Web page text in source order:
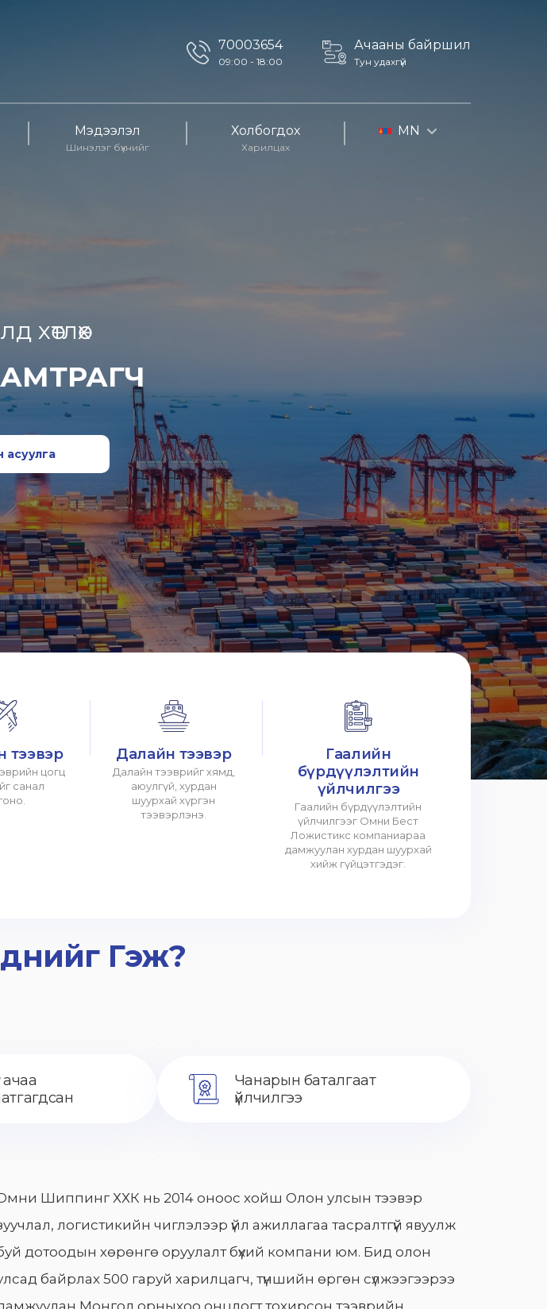
70003654
09:00 - 18:00
Ачааны байршил
Тун удахгүй
Мэдээлэл
Шинэлэг бүхнийг
Холбогдох
Харилцах
MN
хөтлөх
асуулга
тээвэр
цогц
санал
Далайн тээвэр
Далайн тээврийг хямд,
аюулгүй, хурдан
шуурхай хүргэн
тээвэрлэнэ.
Гаалийн
бүрдүүлэлтийн
үйлчилгээ
Гаалийн бүрдүүлэлтийн
үйлчилгээг Омни Бест
Ложистикс компаниараа
дамжуулан хурдан шуурхай
хийж гүйцэтгэдэг.
Гэж?
ачаа
Чанарын баталгаат
үйлчилгээ
Шиппинг ХХК нь 2014 оноос хойш Олон улсын тээвэр
логистикийн чиглэлээр үйл ажиллагаа тасралтгүй явуулж
дотоодын хөрөнгө оруулалт бүхий компани юм. Бид олон
байрлах 500 гаруй харилцагч, түншийн өргөн сүлжээгээрээ
Монгол орныхоо онцлогт тохирсон тээврийн